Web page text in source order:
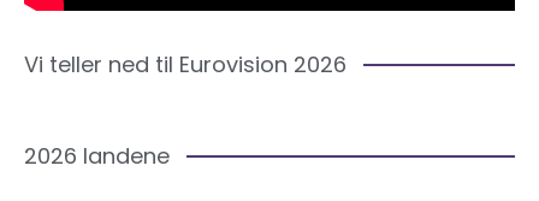
Vi teller ned til Eurovision 2026
2026 landene